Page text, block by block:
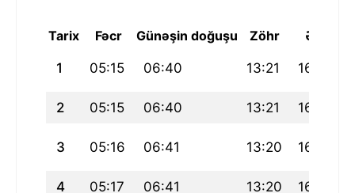
Tarix Fəcr Günəşin doğuşu Zöhr Əsr
1 05:15 06:40 13:21 16:51
2 05:15 06:40 13:21 16:51
3 05:16 06:41 13:20 16:51
4 05:17 06:41 13:20 16:51